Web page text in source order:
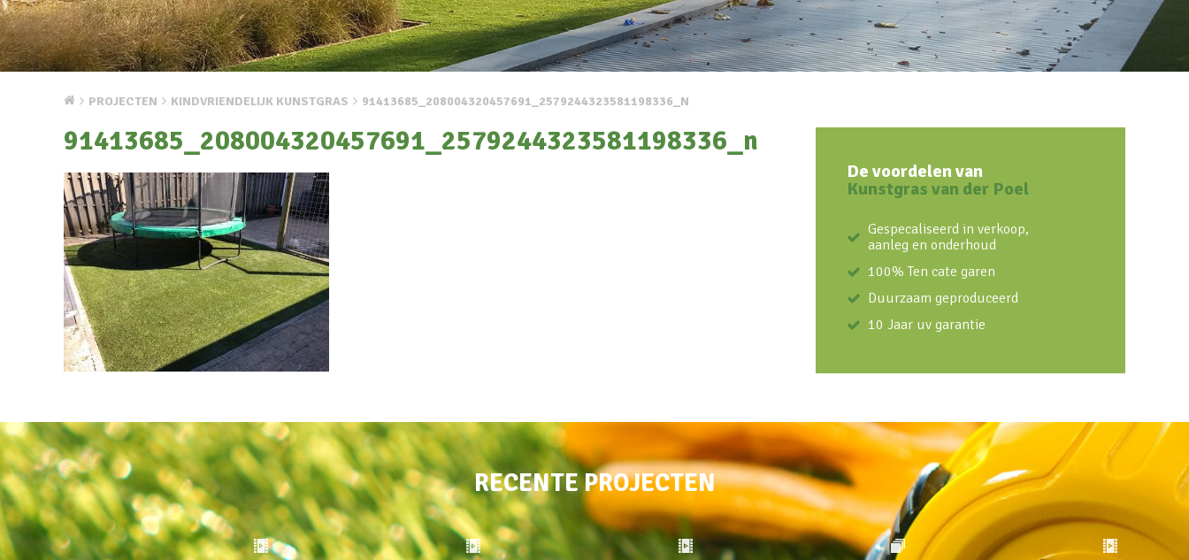
PROJECTEN KINDVRIENDELIJK KUNSTGRAS 91413685_208004320457691_2579244323581198336_N
91413685_208004320457691_2579244323581198336_n
De voordelen van
Kunstgras van der Poel
Gespecaliseerd in verkoop,
aanleg en onderhoud
100% Ten cate garen
Duurzaam geproduceerd
10 Jaar uv garantie
RECENTE PROJECTEN